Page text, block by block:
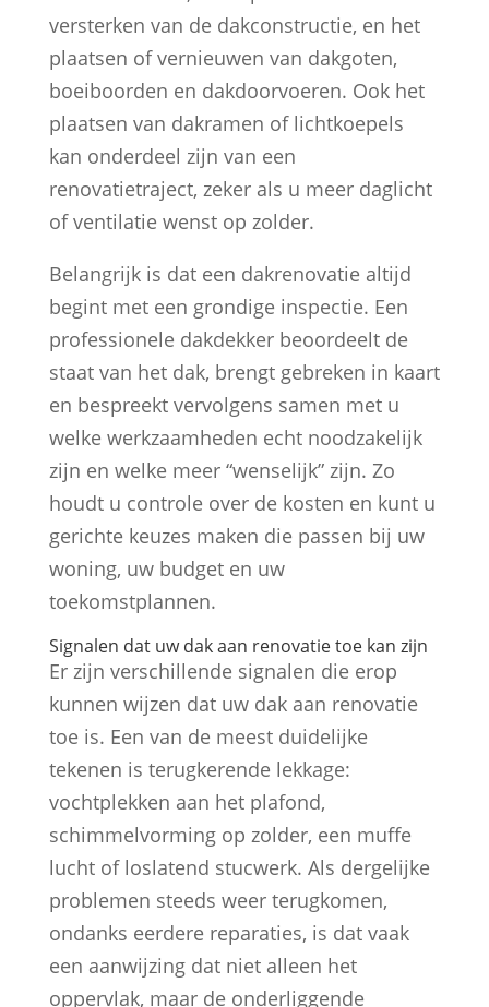
versterken van de dakconstructie, en het
plaatsen of vernieuwen van dakgoten,
boeiboorden en dakdoorvoeren. Ook het
plaatsen van dakramen of lichtkoepels
kan onderdeel zijn van een
renovatietraject, zeker als u meer daglicht
of ventilatie wenst op zolder.
Belangrijk is dat een dakrenovatie altijd
begint met een grondige inspectie. Een
professionele dakdekker beoordeelt de
staat van het dak, brengt gebreken in kaart
en bespreekt vervolgens samen met u
welke werkzaamheden echt noodzakelijk
zijn en welke meer “wenselijk” zijn. Zo
houdt u controle over de kosten en kunt u
gerichte keuzes maken die passen bij uw
woning, uw budget en uw
toekomstplannen.
Signalen dat uw dak aan renovatie toe kan zijn
Er zijn verschillende signalen die erop
kunnen wijzen dat uw dak aan renovatie
toe is. Een van de meest duidelijke
tekenen is terugkerende lekkage:
vochtplekken aan het plafond,
schimmelvorming op zolder, een muffe
lucht of loslatend stucwerk. Als dergelijke
problemen steeds weer terugkomen,
ondanks eerdere reparaties, is dat vaak
een aanwijzing dat niet alleen het
oppervlak, maar de onderliggende